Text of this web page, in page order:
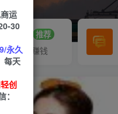
招募 推荐
时自动赚钱
运
30
永久
每天
创
：